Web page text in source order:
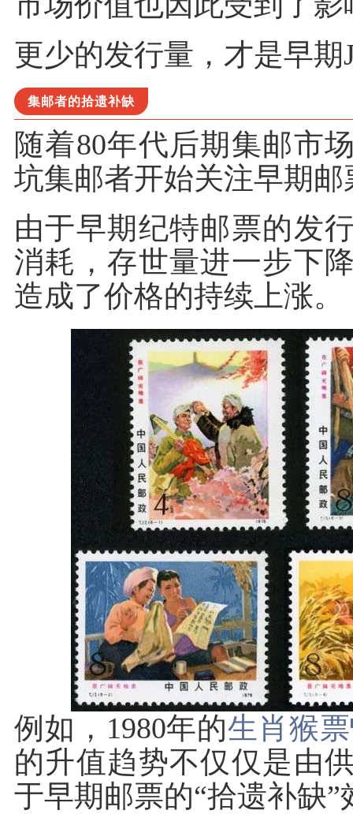
更少的发行量，才是早
集邮者的拾遗补缺
随着80年代后期集邮市
坑集邮者开始关注早期
由于早期纪特邮票的发
消耗，存世量进一步下
造成了价格的持续上涨。
例如，1980年的生肖猴票
的升值趋势不仅仅是由
于早期邮票的“拾遗补缺”